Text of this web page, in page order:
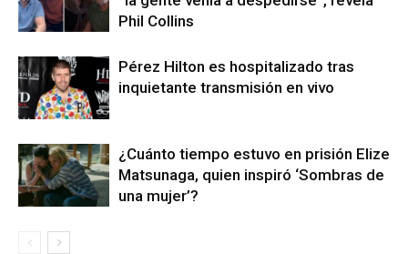
Phil Collins
Pérez Hilton es hospitalizado tras
inquietante transmisión en vivo
¿Cuánto tiempo estuvo en prisión Elize
Matsunaga, quien inspiró ‘Sombras de
una mujer’?